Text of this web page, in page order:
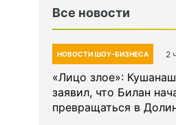
Все новости
НОВОСТИ ШОУ-БИЗНЕСА 2
«Лицо злое»:
заявил, что Билан
превращаться в